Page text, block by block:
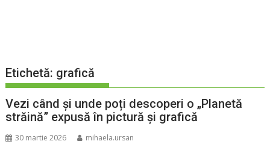
Etichetă: grafică
Vezi când și unde poți descoperi o „Planetă
străină” expusă în pictură și grafică
30 martie 2026 mihaela.ursan